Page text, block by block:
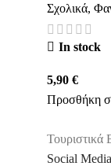
Σχολικά,
In stock
5,90 €
Προσθήκη
Τουριστικά
Social Media